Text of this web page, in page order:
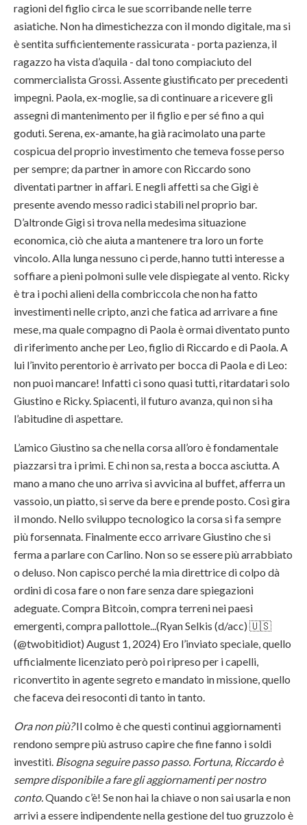
ragioni del figlio circa le sue scorribande nelle terre
asiatiche. Non ha dimestichezza con il mondo digitale, ma si
è sentita sufficientemente rassicurata - porta pazienza, il
ragazzo ha vista d’aquila - dal tono compiaciuto del
commercialista Grossi. Assente giustificato per precedenti
impegni. Paola, ex-moglie, sa di continuare a ricevere gli
assegni di mantenimento per il figlio e per sé fino a qui
goduti. Serena, ex-amante, ha già racimolato una parte
cospicua del proprio investimento che temeva fosse perso
per sempre; da partner in amore con Riccardo sono
diventati partner in affari. E negli affetti sa che Gigi è
presente avendo messo radici stabili nel proprio bar.
D’altronde Gigi si trova nella medesima situazione
economica, ciò che aiuta a mantenere tra loro un forte
vincolo. Alla lunga nessuno ci perde, hanno tutti interesse a
soffiare a pieni polmoni sulle vele dispiegate al vento. Ricky
è tra i pochi alieni della combriccola che non ha fatto
investimenti nelle cripto, anzi che fatica ad arrivare a fine
mese, ma quale compagno di Paola è ormai diventato punto
di riferimento anche per Leo, figlio di Riccardo e di Paola. A
lui l’invito perentorio è arrivato per bocca di Paola e di Leo:
non puoi mancare! Infatti ci sono quasi tutti, ritardatari solo
Giustino e Ricky. Spiacenti, il futuro avanza, qui non si ha
l’abitudine di aspettare.
L’amico Giustino sa che nella corsa all’oro è fondamentale
piazzarsi tra i primi. E chi non sa, resta a bocca asciutta. A
mano a mano che uno arriva si avvicina al buffet, afferra un
vassoio, un piatto, si serve da bere e prende posto. Così gira
il mondo. Nello sviluppo tecnologico la corsa si fa sempre
più forsennata. Finalmente ecco arrivare Giustino che si
ferma a parlare con Carlino. Non so se essere più arrabbiato
o deluso. Non capisco perché la mia direttrice di colpo dà
ordini di cosa fare o non fare senza dare spiegazioni
adeguate. Compra Bitcoin, compra terreni nei paesi
emergenti, compra pallottole...(Ryan Selkis (d/acc) 🇺🇸
(@twobitidiot) August 1, 2024) Ero l’inviato speciale, quello
ufficialmente licenziato però poi ripreso per i capelli,
riconvertito in agente segreto e mandato in missione, quello
che faceva dei resoconti di tanto in tanto.
Ora non più?Il colmo è che questi continui aggiornamenti
rendono sempre più astruso capire che fine fanno i soldi
investiti. Bisogna seguire passo passo. Fortuna, Riccardo è
sempre disponibile a fare gli aggiornamenti per nostro
conto. Quando c’è! Se non hai la chiave o non sai usarla e non
arrivi a essere indipendente nella gestione del tuo gruzzolo è